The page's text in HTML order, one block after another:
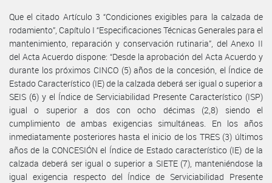
Que el citado Artículo 3 “Condiciones exigibles para la calzada de
rodamiento”, Capítulo I “Especificaciones Técnicas Generales para el
mantenimiento, reparación y conservación rutinaria”, del Anexo II
del Acta Acuerdo dispone: “Desde la aprobación del Acta Acuerdo y
durante los próximos CINCO (5) años de la concesión, el Índice de
Estado Característico (IE) de la calzada deberá ser igual o superior a
SEIS (6) y el Índice de Serviciabilidad Presente Característico (ISP)
igual o superior a dos con ocho décimas (2,8) siendo el
cumplimiento de ambas exigencias simultáneas. En los años
inmediatamente posteriores hasta el inicio de los TRES (3) últimos
años de la CONCESIÓN el Índice de Estado característico (IE) de la
calzada deberá ser igual o superior a SIETE (7), manteniéndose la
igual exigencia respecto del Índice de Serviciabilidad Presente